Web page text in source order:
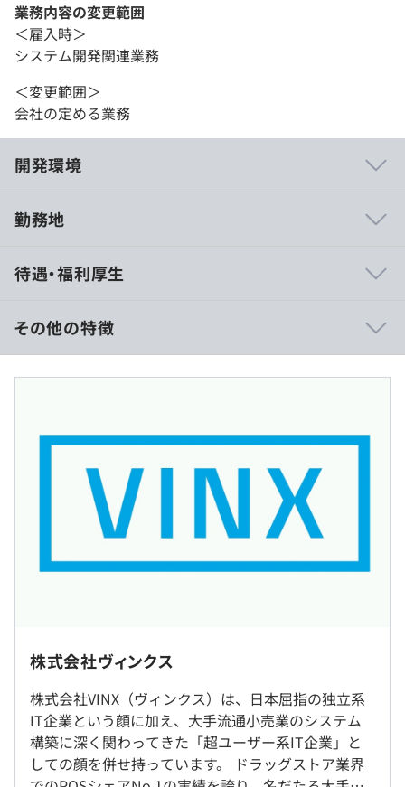
業務内容の変更範囲
＜雇入時＞
システム開発関連業務
＜変更範囲＞
会社の定める業務
開発環境
人材育成を重視し、学び続ける組織を目指しています。
ル（対人関係能力）・テクニカルスキル（業務遂行能力）
の3要素を軸に、階層ごとに強化するスキルを定め、階層
す。
ハラスメント研修、メンタルヘルス研修、評価者研修
〈担当職向け〉
情報セキュリティ、個人情報保護
昇格事前eラーニング、昇格者研修、PM研修、年次集合研
〈共通〉
各職種に応じた研修
自己啓発 資格取得推進（自己啓発奨励一時金）、eラーニ
ング、情報処理試験（基本・応用）・PMP合格サポート
勤務地
◎大阪オフィス（大阪市中央区城見2-1-61 ツイン21 JYO
タワー）での勤務となります。
◎リモート勤務可（業務や案件によって日数は異なります
が、全社では40％程度の利用率です）
就業場所の変更範囲
待遇・福利厚生
※前職、スキルを考慮の上決定します。
ご入社後、将来的に目指していただける年収例となりま
また、別途役職手当により800万円以上も目指すことがで
・SE：400万円～550万円
・PL：500万円～650万円
《フレックスタイム制》
その他の特徴
株式会社ヴィンクス
株式会社VINX（ヴィンクス）は、日本屈指の独立系
IT企業という顔に加え、大手流通小売業のシステム
構築に深く関わってきた「超ユーザー系IT企業」と
しての顔を併せ持っています。 ドラッグストア業界